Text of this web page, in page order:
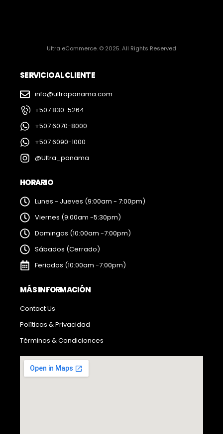
Ultra eCommerce. © 2025. All Rights Reserved
SERVICIO AL CLIENTE
info@ultrapanama.com
+507 830-5264
+507 6070-8000
+507 6090-1000
@Ultra_panama
HORARIO
Lunes - Jueves (9:00am - 7:00pm)
Viernes (9:00am -5:30pm)
Domingos (10:00am -7:00pm)
Sábados (Cerrado)
Feriados (10:00am -7:00pm)
MÁS INFORMACIÓN
Contact Us
Políticas & Privacidad
Términos & Condicionces